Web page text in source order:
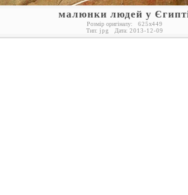
малюнки людей у
Розмір оригіналу: 625x449
Тип: jpg Дата: 2013-12-09